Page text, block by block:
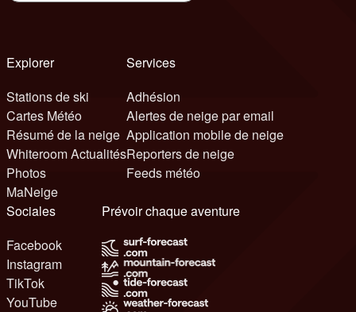
Explorer
Stations de ski
Cartes Météo
Résumé de la neige
Whiteroom Actualités
Photos
MaNeige
Services
Adhésion
Alertes de neige par email
Application mobile de neige
Reporters de neige
Feeds météo
Sociales
Facebook
Instagram
TikTok
YouTube
Prévoir chaque aventure